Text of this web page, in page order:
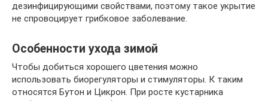
дезинфицирующими свойствами, поэтому такое укрытие
не спровоцирует грибковое заболевание.
Особенности ухода зимой
Чтобы добиться хорошего цветения можно
использовать биорегуляторы и стимуляторы. К таким
относятся Бутон и Цикрон. При росте кустарника